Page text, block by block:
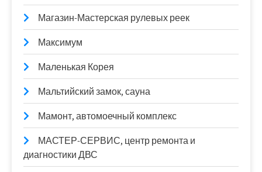
Магазин-Мастерская рулевых реек
Максимум
Маленькая Корея
Мальтийский замок, сауна
Мамонт, автомоечный комплекс
МАСТЕР-СЕРВИС, центр ремонта и
диагностики ДВС